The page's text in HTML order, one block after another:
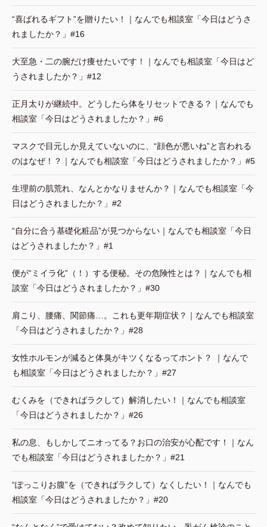
“喜ばれるギフト”を贈りたい！｜なんでも相談室「今日はどうさ
れましたか？」#16
大至急・二の腕だけ痩せたいです！｜なんでも相談室「今日はど
うされましたか？」#12
正月太りが継続中。どうしたら体をリセットできる？｜なんでも
相談室「今日はどうされましたか？」#6
マスクで目元しか見えていないのに、“顔色が悪いね”と言われる
のはなぜ！？｜なんでも相談室「今日はどうされましたか？」#5
生理前の肌荒れ、なんとかなりませんか？｜なんでも相談室「今
日はどうされましたか？」#2
“自分に合う基礎化粧品”が見つからない｜なんでも相談室「今日
はどうされましたか？」#1
便が“ミイラ化”（！）する便秘。その危険性とは？｜なんでも相
談室「今日はどうされましたか？」#30
肩こり、腰痛、関節痛…。これも更年期症状？｜なんでも相談室
「今日はどうされましたか？」#28
女性ホルモンが減ると体臭がキツくなるってホント？ ｜なんで
も相談室「今日はどうされましたか？」#27
むくみを（できればラクして）解消したい！｜なんでも相談室
「今日はどうされましたか？」#26
私の息、もしかしてニオってる？お口の治安が心配です！｜なん
でも相談室「今日はどうされましたか？」#21
“ぽっこりお腹”を（できればラクして）なくしたい！｜なんでも
相談室「今日はどうされましたか？」#20